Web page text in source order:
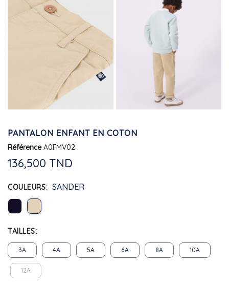
PANTALON ENFANT EN COTON
Référence A0FMV02
136,500 TND
COULEURS SANDER
TAILLES
3A 4A 5A 6A 8A 10A
12A